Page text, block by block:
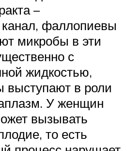
–
фаллопиевы
микробы в эти
с
жидкостью,
выступают в роли
У женщин
вызывать
то есть